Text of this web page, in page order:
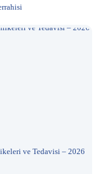
ve Tedavisi – 2026